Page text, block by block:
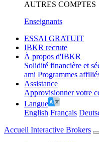
AUTRES COMPTES
Enseignants
ESSAI GRATUIT
IBKR recrute
À propos d'IBKR
Solidité financière et
ami Programmes
Assistance
Approvisionner votre
Langue
English Français
Accueil Interactive Brokers